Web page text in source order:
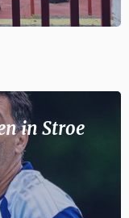
in Stroe